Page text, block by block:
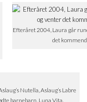
Efteråret 2004, Laura går
det
Nutella, Aslaug’s Labre
barnebarn, Luna Vita.